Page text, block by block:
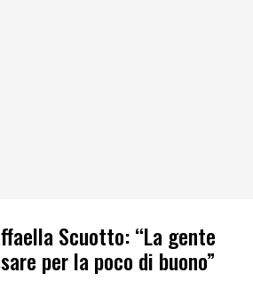
Scuotto: “La gente
per la poco di buono”